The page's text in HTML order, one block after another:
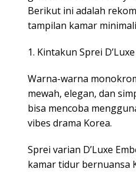
Berikut ini adalah
tampilan kamar
1. Kintakun Sprei
Warna-warna
mewah, elegan, dan
bisa mencoba
vibes drama Korea.
Sprei varian D’Luxe
kamar tidur bernuansa